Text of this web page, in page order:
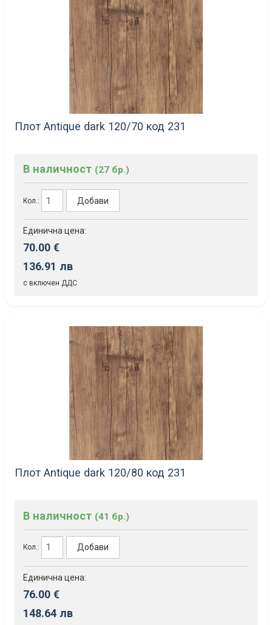
Плот Antique dark 120/70 код 231
В наличност (27 бр.)
Кол.: Добави
Единична цена:
70.00 €
136.91 лв
с включен ДДС
Плот Antique dark 120/80 код 231
В наличност (41 бр.)
Кол.: Добави
Единична цена:
76.00 €
148.64 лв